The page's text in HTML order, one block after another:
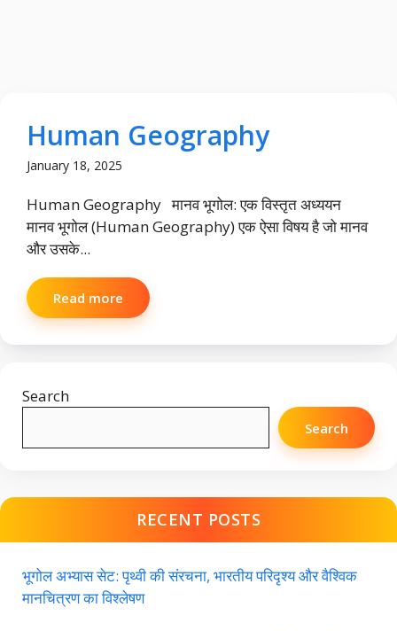
Human Geography
January 18, 2025
Human Geography मानव भूगोल: एक विस्तृत अध्ययन
मानव भूगोल (Human Geography) एक ऐसा विषय है जो मानव
और उसके...
Read more
Search
Search
RECENT POSTS
भूगोल अभ्यास सेट: पृथ्वी की संरचना, भारतीय परिदृश्य और वैश्विक
मानचित्रण का विश्लेषण